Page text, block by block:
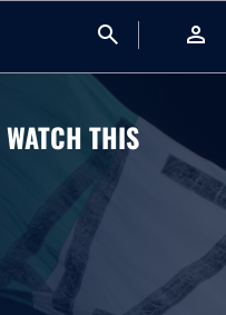
search person
THIS